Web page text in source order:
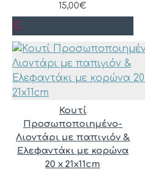
15,00€
Κουτί
Προσωποποιημένο-
Λιοντάρι με παπιγιόν &
Ελεφαντάκι με κορώνα
20 x 21x11cm